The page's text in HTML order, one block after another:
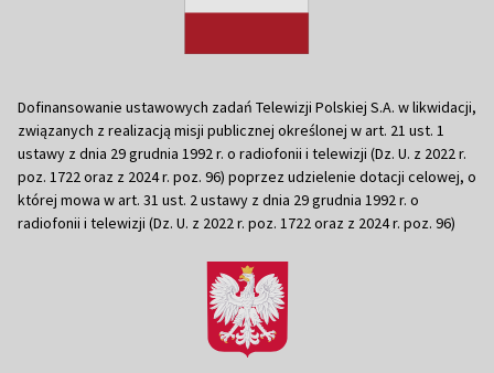
Dofinansowanie ustawowych zadań Telewizji Polskiej S.A. w likwidacji,
związanych z realizacją misji publicznej określonej w art. 21 ust. 1
ustawy z dnia 29 grudnia 1992 r. o radiofonii i telewizji (Dz. U. z 2022 r.
poz. 1722 oraz z 2024 r. poz. 96) poprzez udzielenie dotacji celowej, o
której mowa w art. 31 ust. 2 ustawy z dnia 29 grudnia 1992 r. o
radiofonii i telewizji (Dz. U. z 2022 r. poz. 1722 oraz z 2024 r. poz. 96)